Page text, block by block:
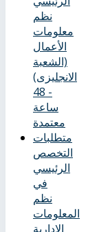
نظم
معلومات
الأعمال
(الشعبة
الانجليزى)
- 48
ساعة
معتمدة
متطلبات
التخصص
الرئيسي
في
نظم
المعلومات
الإدارية